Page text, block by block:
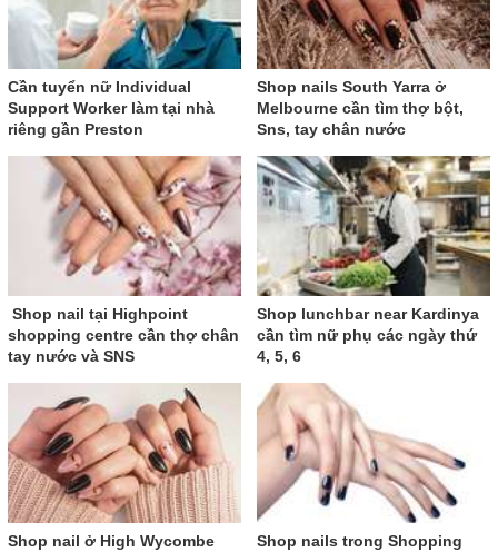
Cần tuyển nữ Individual
Support Worker làm tại nhà
riêng gần Preston
Shop nails South Yarra ở
Melbourne cần tìm thợ bột,
Sns, tay chân nước
Shop nail tại Highpoint
shopping centre cần thợ chân
tay nước và SNS
Shop lunchbar near Kardinya
cần tìm nữ phụ các ngày thứ
4, 5, 6
Shop nail ở High Wycombe
Shop nails trong Shopping